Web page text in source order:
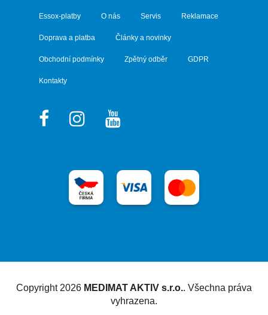
Essox-platby O nás Servis Reklamace
Doprava a platba Články a novinky
Obchodní podmínky Zpětný odběr GDPR
Kontakty
Copyright 2026 MEDIMAT AKTIV s.r.o.. Všechna práva
vyhrazena.